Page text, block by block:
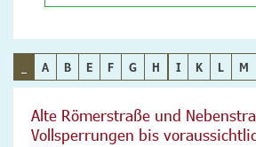
A B E F G H I K L M
Alte Römerstraße und
Vollsperrungen bis